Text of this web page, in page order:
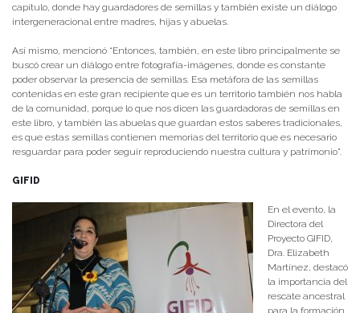
capítulo, donde hay guardadores de semillas y también existe un diálogo
intergeneracional entre madres, hijas y abuelas.
Así mismo, mencionó “Entonces, también, en este libro principalmente se
buscó crear un diálogo entre fotografía-imágenes, donde es constante
poder observar la presencia de semillas. Esa metáfora de las semillas
contenidas en este gran recipiente que es un territorio también nos habla
de la comunidad, porque lo que nos dicen las guardadoras de semillas en
este libro, y también las abuelas que guardan estos saberes tradicionales,
es que estas semillas contienen memorias del territorio que es necesario
resguardar para poder seguir reproduciendo nuestra cultura y patrimonio”.
GIFID
En el evento, la
Directora del
Proyecto GIFID,
Dra. Elizabeth
Martínez, destacó
la importancia del
rescate ancestral